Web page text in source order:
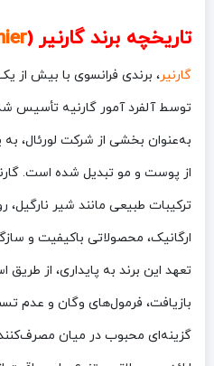
تاریخچه برند گارنیر (
گارنیر
به‌عنوان بخشی از شرکت لورئال،
از پوست و مو تبدیل شده است.
ترکیبات طبیعی مانند شیر نارگیل،
ارگانیک، محصولاتی باکیفیت و
تعهد این برند به پایداری، از طریق
بازیافت، فرمول‌های وگان و عدم
گزینه‌ای محبوب در میان